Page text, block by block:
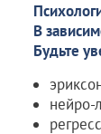
В
Будьте
нейро-